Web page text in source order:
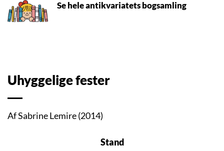
Se hele antikvariatets bogsamling
Uhyggelige fester
Af Sabrine Lemire (2014)
Stand